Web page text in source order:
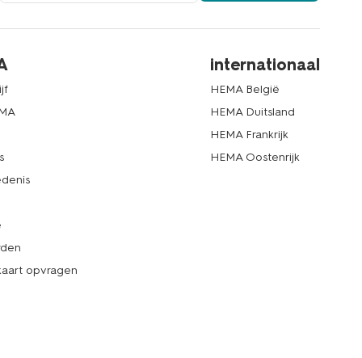
opvragen
internationaal
HEMA België
HEMA Duitsland
HEMA Frankrijk
HEMA Oostenrijk